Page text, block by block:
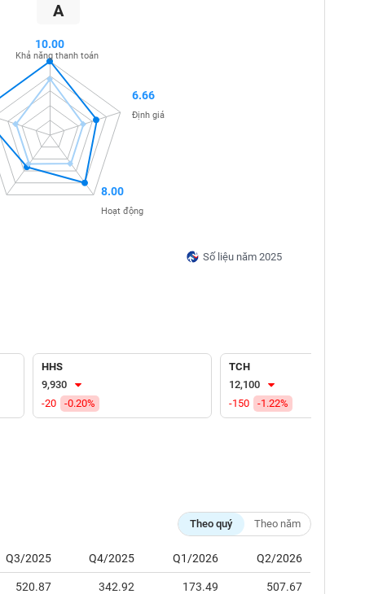
A
Số liệu năm 2025
10.00
Khả năng thanh toán
6.66
Định giá
8.00
Hoạt động
HHS
9,930
-20
-0.20%
TCH
12,100
-150
-1.22%
Theo quý Theo năm
Q3/2025 Q4/2025 Q1/2026 Q2/2026
520.87 342.92 173.49 507.67